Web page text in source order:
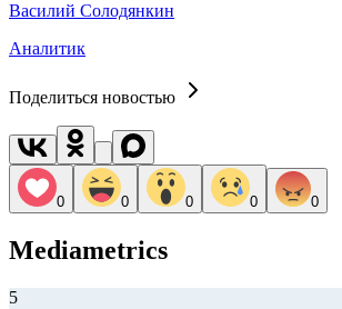
Василий Солодянкин
Аналитик
Поделиться новостью
0 0 0 0 0
Mediametrics
5